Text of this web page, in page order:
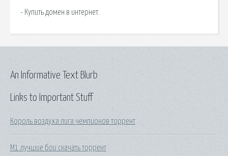
- Купить домен в интернет.
Links to Important Stuff
Король воздуха лига чемпионов торрент
М1 лучшие бои скачать торрент
An Informative Text Blurb